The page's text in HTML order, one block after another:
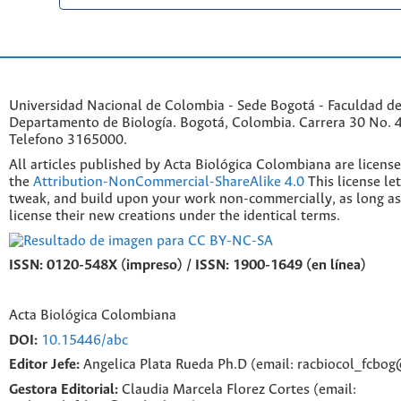
Universidad Nacional de Colombia - Sede Bogotá - Faculdad
Departamento de Biología. Bogotá, Colombia. Carrera 30 No.
Telefono 3165000.
All articles published by Acta Biológica Colombiana are
the Attribution-NonCommercial-ShareAlike 4.0 This license
tweak, and build upon your work non-commercially, as long
license their new creations under the identical terms.
ISSN: 0120-548X (impreso) / ISSN: 1900-1649 (en línea)
Acta Biológica Colombiana
DOI: 10.15446/abc
Editor Jefe: Angelica Plata Rueda Ph.D (email:
Gestora Editorial: Claudia Marcela Florez Cortes (email: